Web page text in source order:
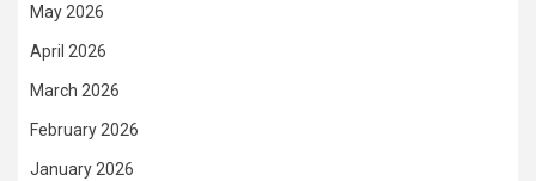
May 2026
April 2026
March 2026
February 2026
January 2026